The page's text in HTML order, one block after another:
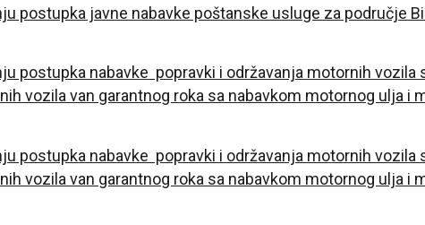
postupka javne nabavke poštanske usluge za područje
postupka nabavke popravki i održavanja motornih
vozila van garantnog roka sa nabavkom motornog ulja i
postupka nabavke popravki i održavanja motornih
vozila van garantnog roka sa nabavkom motornog ulja i